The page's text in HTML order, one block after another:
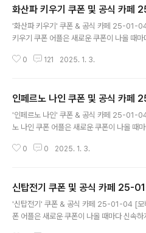
소녀전선2 쿠폰 어플 다운로드 https://play.google.com/store/apps/d
etails?..
화산
'화산파 키우기' 쿠폰 & 공식 카페 25-01-04 [모바
키우기 쿠폰 어플은 새로운 쿠폰이 나올 때마다
폰 찾으러 블로그나 카페를 돌아다니지 마세요. 화산파 키우기 쿠폰 어플이
쿠폰 앱 입니다. 화산파 키우기 쿠폰 어플 다운로드 https://play.google.co
m/store/app..
0 121 2025. 1. 3.
인페
'인페르노 나인' 쿠폰 & 공식 카페 25-01-04 [모바
노 나인 쿠폰 어플은 새로운 쿠폰이 나올 때마다
폰 찾으러 블로그나 카페를 돌아다니지 마세요. 인페르노 나인 쿠폰 어플이
쿠폰 앱 입니다. 인페르노 나인 쿠폰 어플 다운로드 https://m.site.naver.co
m/1zepi ..
0 0 2025. 1. 3.
신탑전기 쿠폰 및 공
'신탑전기' 쿠폰 & 공식 카페 25-01-04 [모바일 게임 쿠
폰 어플은 새로운 쿠폰이 나올 때마다 신속하게 알려드